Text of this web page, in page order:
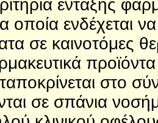
ένταξης
οποία ενδέχεται
σε καινοτόμες
στο
σε σπάνια